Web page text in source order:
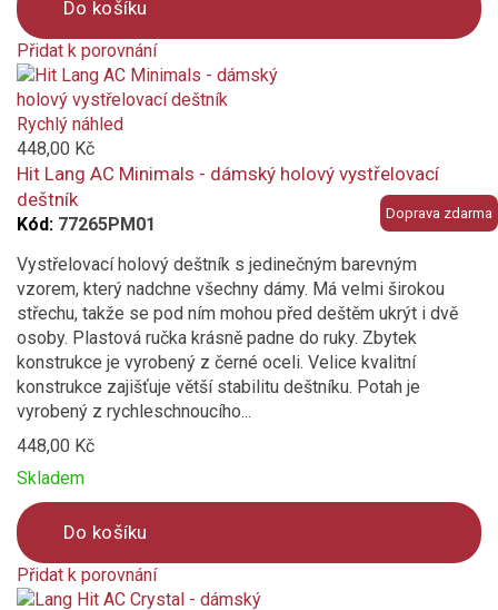
Do košíku
Přidat k porovnání
Product
is
added
to
compare
Doprava zdarma
Rychlý náhled
448,00 Kč
Hit Lang AC Minimals - dámský holový vystřelovací
deštník
Kód: 77265PM01
Vystřelovací holový deštník s jedinečným barevným
vzorem, který nadchne všechny dámy. Má velmi širokou
střechu, takže se pod ním mohou před deštěm ukrýt i dvě
osoby. Plastová ručka krásně padne do ruky. Zbytek
konstrukce je vyrobený z černé oceli. Velice kvalitní
konstrukce zajišťuje větší stabilitu deštníku. Potah je
vyrobený z rychleschnoucího...
448,00 Kč
Skladem
Do košíku
Přidat k porovnání
Product